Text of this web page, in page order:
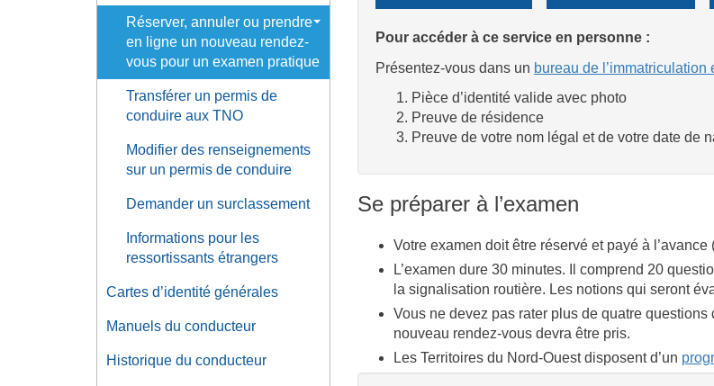
Réserver, annuler ou prendre
en ligne un nouveau rendez-
vous pour un examen pratique
Transférer un permis de
conduire aux TNO
Modifier des renseignements
sur un permis de conduire
Demander un surclassement
Informations pour les
ressortissants étrangers
Cartes d’identité générales
Manuels du conducteur
Historique du conducteur
Pour accéder à ce service en personne :
Présentez-vous dans un bureau de
Pièce d’identité valide avec photo
Preuve de résidence
Preuve de votre nom légal et de votre date de
Se préparer à l’examen
Votre examen doit être réservé et payé à
L’examen dure 30 minutes. Il comprend 20
la signalisation routière. Les notions qui seront
Vous ne devez pas rater plus de quatre questions
nouveau rendez-vous devra être pris.
Les Territoires du Nord-Ouest disposent d’un